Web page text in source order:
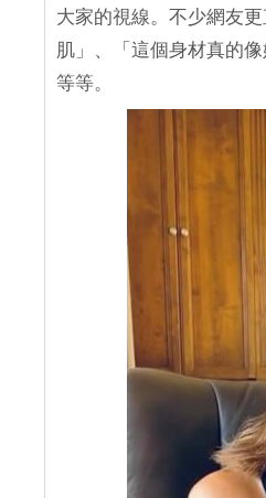
大家的視線。不少網友
肌」、「這個身材真的
等等。